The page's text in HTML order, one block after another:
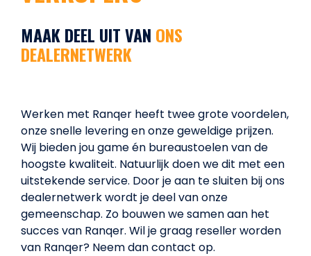
MAAK DEEL UIT VAN ONS
DEALERNETWERK
Werken met Ranqer heeft twee grote voordelen,
onze snelle levering en onze geweldige prijzen.
Wij bieden jou game én bureaustoelen van de
hoogste kwaliteit. Natuurlijk doen we dit met een
uitstekende service. Door je aan te sluiten bij ons
dealernetwerk wordt je deel van onze
gemeenschap. Zo bouwen we samen aan het
succes van Ranqer. Wil je graag reseller worden
van Ranqer? Neem dan contact op.